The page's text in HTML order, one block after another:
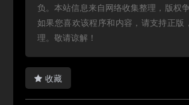
负。本站信息来自网络收集整理，版权
如果您喜欢该程序和内容，请支持正
理。敬请谅解！
收藏